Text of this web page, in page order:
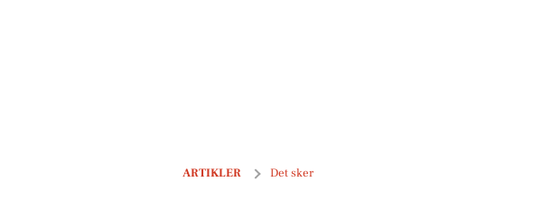
ARTIKLER Det sker
Møder og kreativitet i Søvind Kirkehus